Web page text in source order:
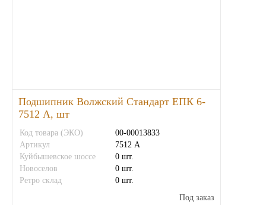
Подшипник Волжский Стандарт ЕПК 6-
7512 А, шт
Код товара (ЭКО)
00-00013833
Артикул
7512 А
Куйбышевское шоссе
0 шт.
Новоселов
0 шт.
Ретро склад
0 шт.
Под заказ